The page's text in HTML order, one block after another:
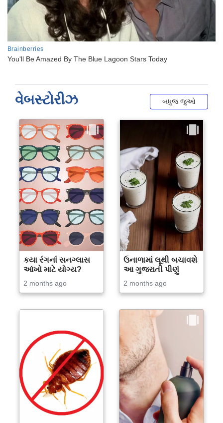
વેબસ્ટોરીઝ બધુજ જુઓ
કયા રંગનાં સનગ્લાસ
આંખો માટે યોગ્ય?
2 months ago
ઉનાળામાં લૂથી બચાવશે
આ ગુજરાતી પીણું
2 months ago